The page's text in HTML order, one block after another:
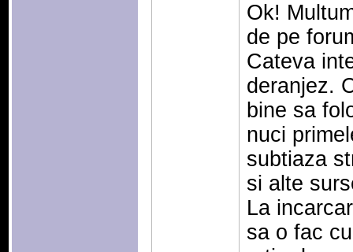
Ok!
de pe
Cateva
deranjez.
bine sa
nuci
subtiaza
si alte
La
sa o fac